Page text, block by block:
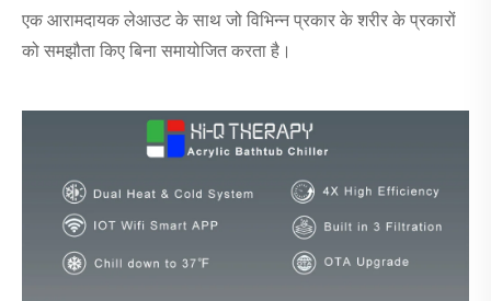
एक आरामदायक लेआउट के साथ जो विभिन्न प्रकार के शरीर के प्रकारों
को समझौता किए बिना समायोजित करता है।